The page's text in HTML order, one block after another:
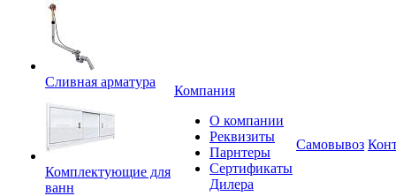
Сливная арматура
Комплектующие для
ванн
Компания
О компании
Реквизиты
Парнтеры
Сертификаты
Дилера
Самовывоз